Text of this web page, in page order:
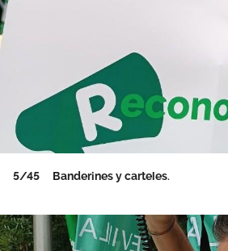
5/45 Banderines y carteles.